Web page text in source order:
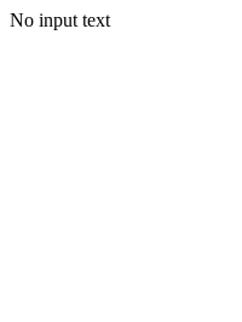
No input text